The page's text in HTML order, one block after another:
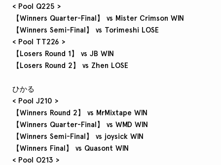
< Pool Q225 >
【Winners Quarter-Final】 vs Mister Crimson WIN
【Winners Semi-Final】 vs Torimeshi LOSE
< Pool TT226 >
【Losers Round 1】 vs JB WIN
【Losers Round 2】 vs Zhen LOSE
ひかる
< Pool J210 >
【Winners Round 2】 vs MrMixtape WIN
【Winners Quarter-Final】 vs WMD WIN
【Winners Semi-Final】 vs joysick WIN
【Winners Final】 vs Quasont WIN
< Pool O213 >